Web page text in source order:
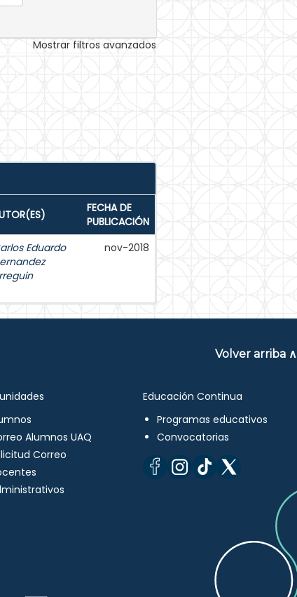
Mostrar filtros avanzados
FECHA DE
PUBLICACIÓN
Eduardo
nov-2018
Volver arriba ∧
Alumnos UAQ
Correo
Educación Continua
Programas educativos
Convocatorias